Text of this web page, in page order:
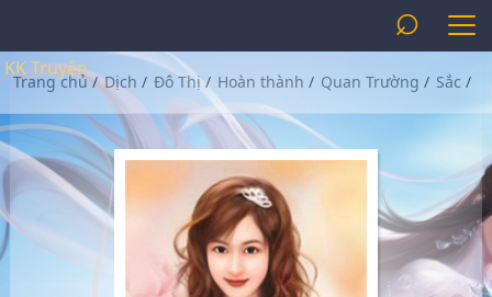
KK Truyện
⌕
Trang chủ/ Dịch / Đô Thị/ Hoàn thành / Quan Trường / Sắc /